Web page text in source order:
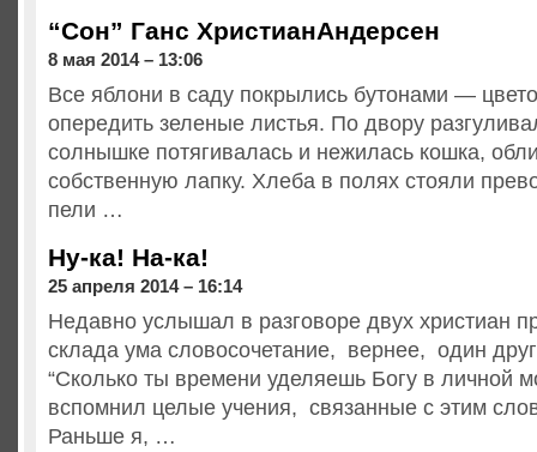
“Сон” Ганс ХристианАндерсен
8 мая 2014 – 13:06
Все яблони в саду покрылись бутонами —
опередить зеленые листья. По двору
солнышке потягивалась и нежилась кошка,
собственную лапку. Хлеба в полях стояли
пели …
Ну-ка! На-ка!
25 апреля 2014 – 16:14
Недавно услышал в разговоре двух христиан
склада ума словосочетание, вернее, один
“Сколько ты времени уделяешь Богу в личной
вспомнил целые учения, связанные с этим
Раньше я, …